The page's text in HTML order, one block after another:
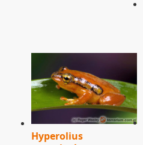
Hyperolius